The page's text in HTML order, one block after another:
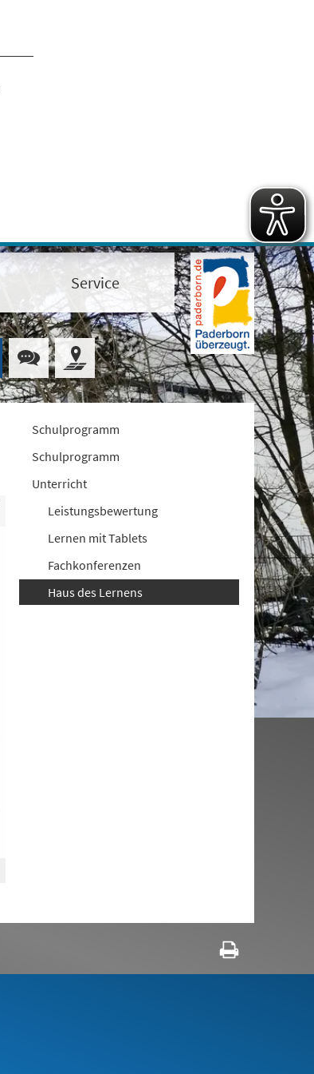
Service
Schulprogramm
Schulprogramm
Unterricht
Leistungsbewertung
Lernen mit Tablets
Fachkonferenzen
Haus des Lernens